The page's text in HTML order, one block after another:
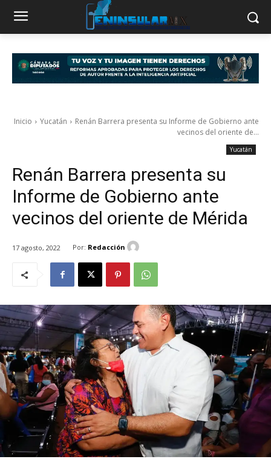
Inicio Yucatán
Renán Barrera presenta su Informe de Gobierno ante
vecinos del oriente de...
Yucatán
Renán Barrera presenta su
Informe de Gobierno ante
vecinos del oriente de Mérida
17 agosto, 2022 Por: Redacción